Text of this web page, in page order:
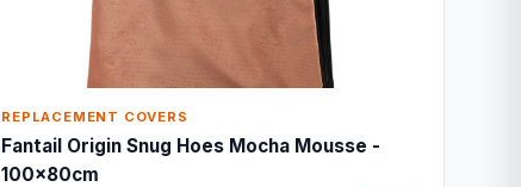
REPLACEMENT COVERS
Fantail Origin Snug Hoes Mocha Mousse -
100x80cm